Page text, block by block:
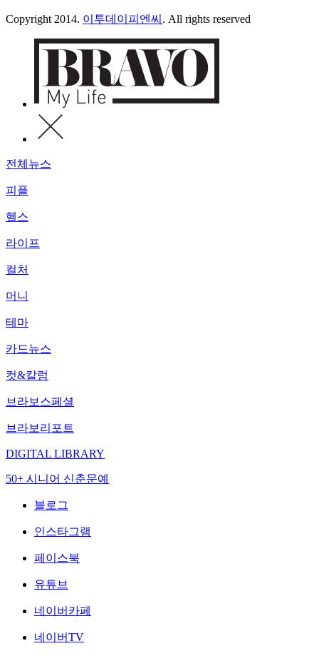
Copyright 2014. 이투데이피엔씨 . All rights reserved
전체뉴스
피플
헬스
라이프
컬처
머니
테마
카드뉴스
컷&칼럼
브라보스페셜
브라보리포트
DIGITAL LIBRARY
50+ 시니어 신춘문예
블로그
인스타그램
페이스북
유튜브
네이버카페
네이버TV